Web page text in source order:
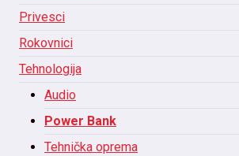
Privesci
Rokovnici
Tehnologija
Audio
Power Bank
Tehnička oprema